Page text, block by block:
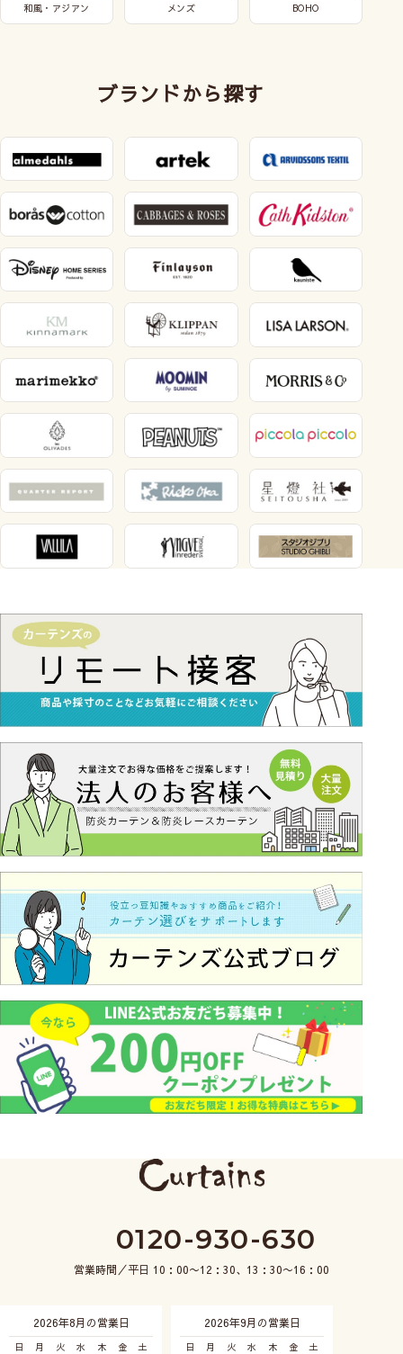
和風・アジアン メンズ BOHO
ブランドから探す
0120-930-630
営業時間／平日 10：00〜12：30、13：30〜16：00
2026年8月の営業日
日 月 火 水 木 金 土
2026年9月の営業日
日 月 火 水 木 金 土